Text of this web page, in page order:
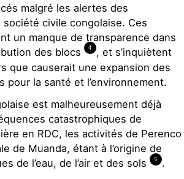
malgré les alertes des
civile congolaise. Ces
un manque de transparence dans
des blocs
4
, et s’inquiètent
que causerait une expansion des
pour la santé et l’environnement.
est malheureusement déjà
catastrophiques de
en RDC, les activités de Perenco
de Muanda, étant à l’origine de
de l’eau, de l’air et des sols
5
.